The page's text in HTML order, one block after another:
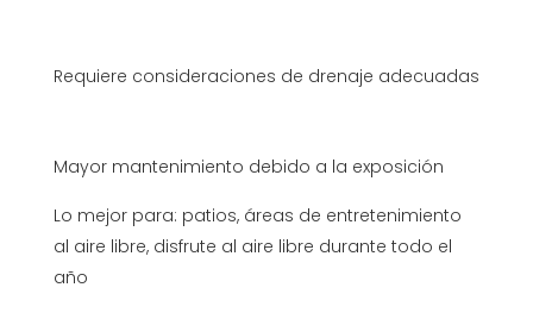
Requiere consideraciones de drenaje adecuadas
Mayor mantenimiento debido a la exposición
Lo mejor para: patios, áreas de entretenimiento
al aire libre, disfrute al aire libre durante todo el
año